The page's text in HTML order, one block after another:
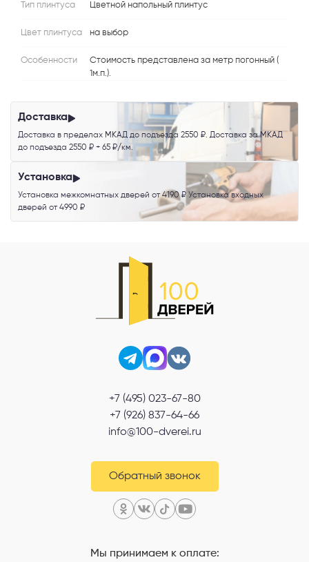
Тип плинтуса Цветной напольный плинтус
Цвет плинтуса на выбор
Особенности
Стоимость представлена за метр погонный (
1м.п.).
Доставка
Доставка в пределах МКАД до подъезда 2550 ₽. Доставка за МКАД
до подъезда 2550 ₽ + 65 ₽/км.
Установка
Установка межкомнатных дверей от 4190 ₽ Установка входных
дверей от 4990 ₽
+7 (495) 023-67-80
+7 (926) 837-64-66
info@100-dverei.ru
Обратный звонок
Мы принимаем к оплате:
Я согласен сПолитикой конфиденциальности